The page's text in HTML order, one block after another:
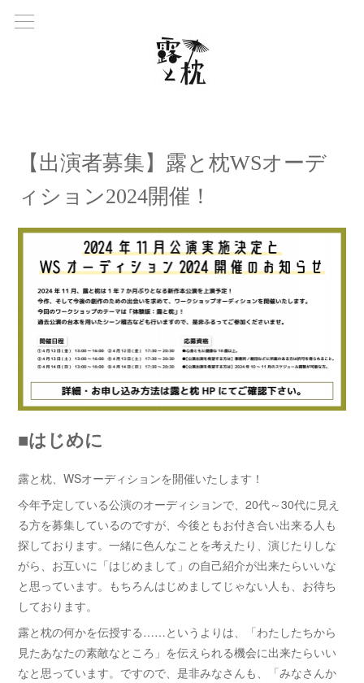
【出演者募集】露と枕WSオーデ
ィション2024開催！
■はじめに
露と枕、WSオーディションを開催いたします！
今年予定している公演のオーディションで、20代～30代に見え
る方を募集しているのですが、今後ともお付き合い出来る人も
探しております。一緒に色んなことを考えたり、演じたりしな
がら、お互いに「はじめまして」の自己紹介が出来たらいいな
と思っています。もちろんはじめましてじゃない人も、お待ち
しております。
露と枕の何かを伝授する……というよりは、「わたしたちから
見たあなたの素敵なところ」を伝えられる機会に出来たらいい
なと思っています。ですので、是非みなさんも、「みなさんか